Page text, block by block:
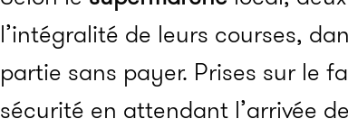
l’intégralité de leurs courses,
partie sans payer. Prises sur le
sécurité en attendant l’arrivée